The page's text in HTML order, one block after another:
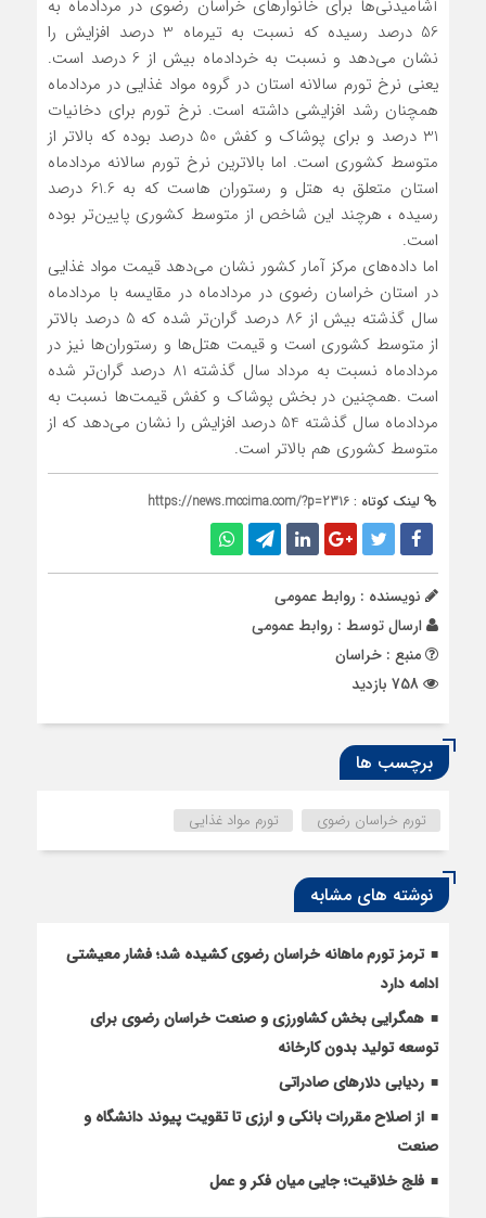
آشامیدنی‌ها برای خانوارهای خراسان رضوی در مردادماه به
56 درصد رسیده که نسبت به تیرماه 3 درصد افزایش را
نشان می‌دهد و نسبت به خردادماه بیش از 6 درصد است.
یعنی نرخ تورم سالانه استان در گروه مواد غذایی در مردادماه
همچنان رشد افزایشی داشته است. نرخ تورم برای دخانیات
31 درصد و برای پوشاک و کفش 50 درصد بوده که بالاتر از
متوسط کشوری است. اما بالاترین نرخ تورم سالانه مردادماه
استان متعلق به هتل و رستوران هاست که به 61.6 درصد
رسیده ، هرچند این شاخص از متوسط کشوری پایین‌تر بوده
است.
اما داده‌های مرکز آمار کشور نشان می‌دهد قیمت مواد غذایی
در استان خراسان رضوی در مردادماه در مقایسه با مردادماه
سال گذشته بیش از 86 درصد گران‌تر شده که 5 درصد بالاتر
از متوسط کشوری است و قیمت هتل‌ها و رستوران‌ها نیز در
مردادماه نسبت به مرداد سال گذشته 81 درصد گران‌تر شده
است .همچنین در بخش پوشاک و کفش قیمت‌ها نسبت به
مردادماه سال گذشته 54 درصد افزایش را نشان می‌دهد که از
متوسط کشوری هم بالاتر است.
لینک کوتاه : https://news.mccima.com/?p=2316
نویسنده : روابط عمومی
ارسال توسط : روابط عمومی
منبع : خراسان
برچسب ها
تورم خراسان رضوی تورم مواد غذایی
نوشته های مشابه
ترمز تورم ماهانه خراسان رضوی کشیده شد؛ فشار معیشتی
ادامه دارد
همگرایی بخش کشاورزی و صنعت خراسان رضوی برای
توسعه تولید بدون کارخانه
ردیابی دلارهای صادراتی
از اصلاح مقررات بانکی و ارزی تا تقویت پیوند دانشگاه و
صنعت
فلج خلاقیت؛ جایی میان فکر و عمل